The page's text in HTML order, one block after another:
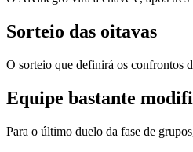
Sorteio das oitavas
O sorteio que definirá os confrontos
Equipe bastante
Para o último duelo da fase de